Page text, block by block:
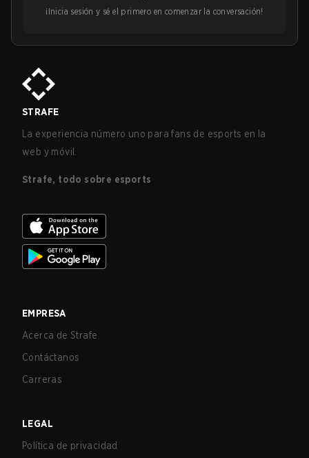
¡Inicia sesión y sé el primero en comenzar la conversación!
STRAFE
La experiencia número uno para fans de esports en la
web y móvil.
Strafe, todo sobre esports
EMPRESA
Acerca de Strafe
Contáctanos
Carreras
LEGAL
Política de privacidad